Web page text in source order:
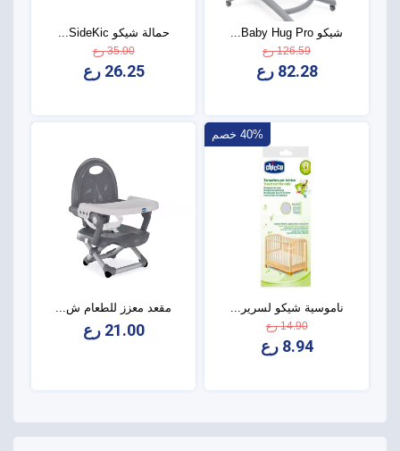
شيكو Baby Hug Pro...
126.59 رع
82.28 رع
حمالة شيكو SideKic...
35.00 رع
26.25 رع
40% خصم
ناموسية شيكو لسرير...
14.90 رع
8.94 رع
مقعد معزز للطعام ش...
21.00 رع